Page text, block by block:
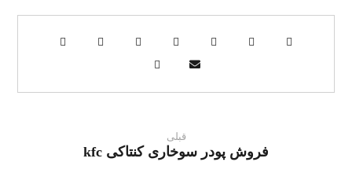
قبلی
فروش پودر سوخاری کنتاکی kfc